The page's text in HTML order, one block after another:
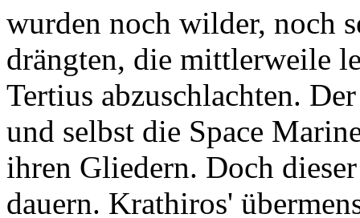
wurden noch wilder, noch
drängten, die mittlerweile
Tertius abzuschlachten.
und selbst die Space
ihren Gliedern. Doch
dauern. Krathiros'